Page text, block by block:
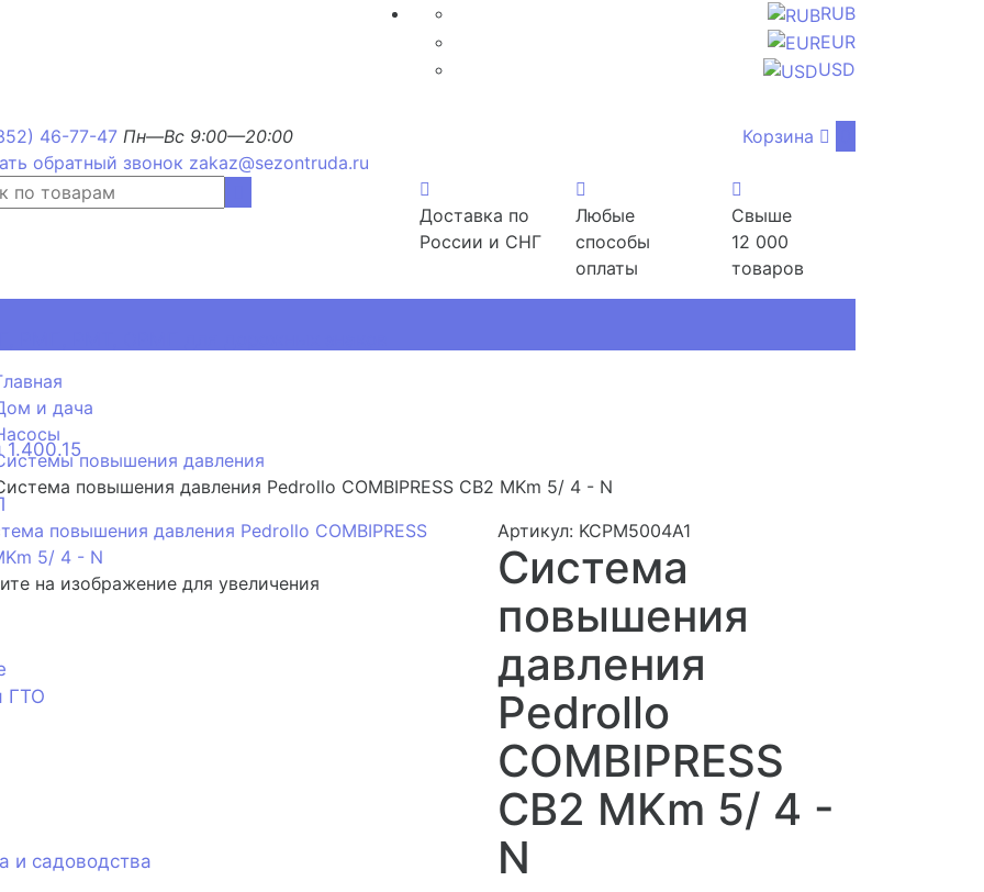
RUB
EUR
USD
46-77-47 Пн—Вс 9:00—20:00
обратный звонок zakaz@sezontruda.ru
Корзина
Доставка по
России и СНГ
Любые
способы
оплаты
Свыше
12 000
товаров
ГТО
и садоводства
и дача
повышения давления
повышения давления Pedrollo COMBIPRESS CB2 MKm 5/ 4 - N
на изображение для увеличения
Артикул: KCPM5004A1
Система
повышения
давления
Pedrollo
COMBIPRESS
CB2 MKm 5/ 4 -
N